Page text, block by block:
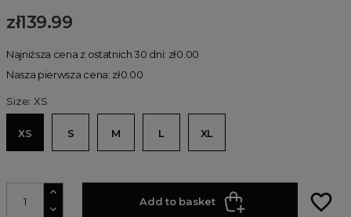
zł139.99
Najniższa cena z ostatnich 30 dni: zł0.00
Nasza pierwsza cena: zł0.00
Size: XS
XS S M L XL
Add to basket favorite_border